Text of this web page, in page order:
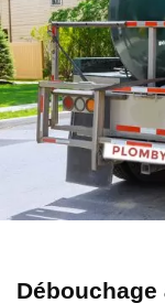
Débouchage